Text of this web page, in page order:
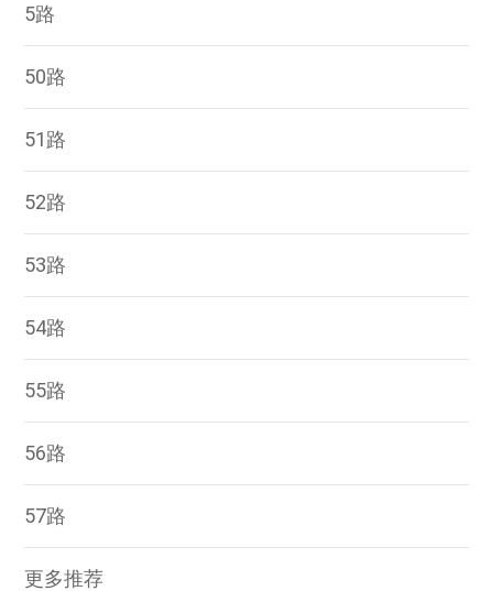
5路
50路
51路
52路
53路
54路
55路
56路
57路
更多推荐